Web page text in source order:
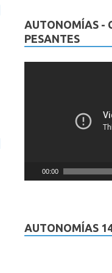
AUTONOMÍAS -
PESANTES
00:00
AUTONOMÍAS